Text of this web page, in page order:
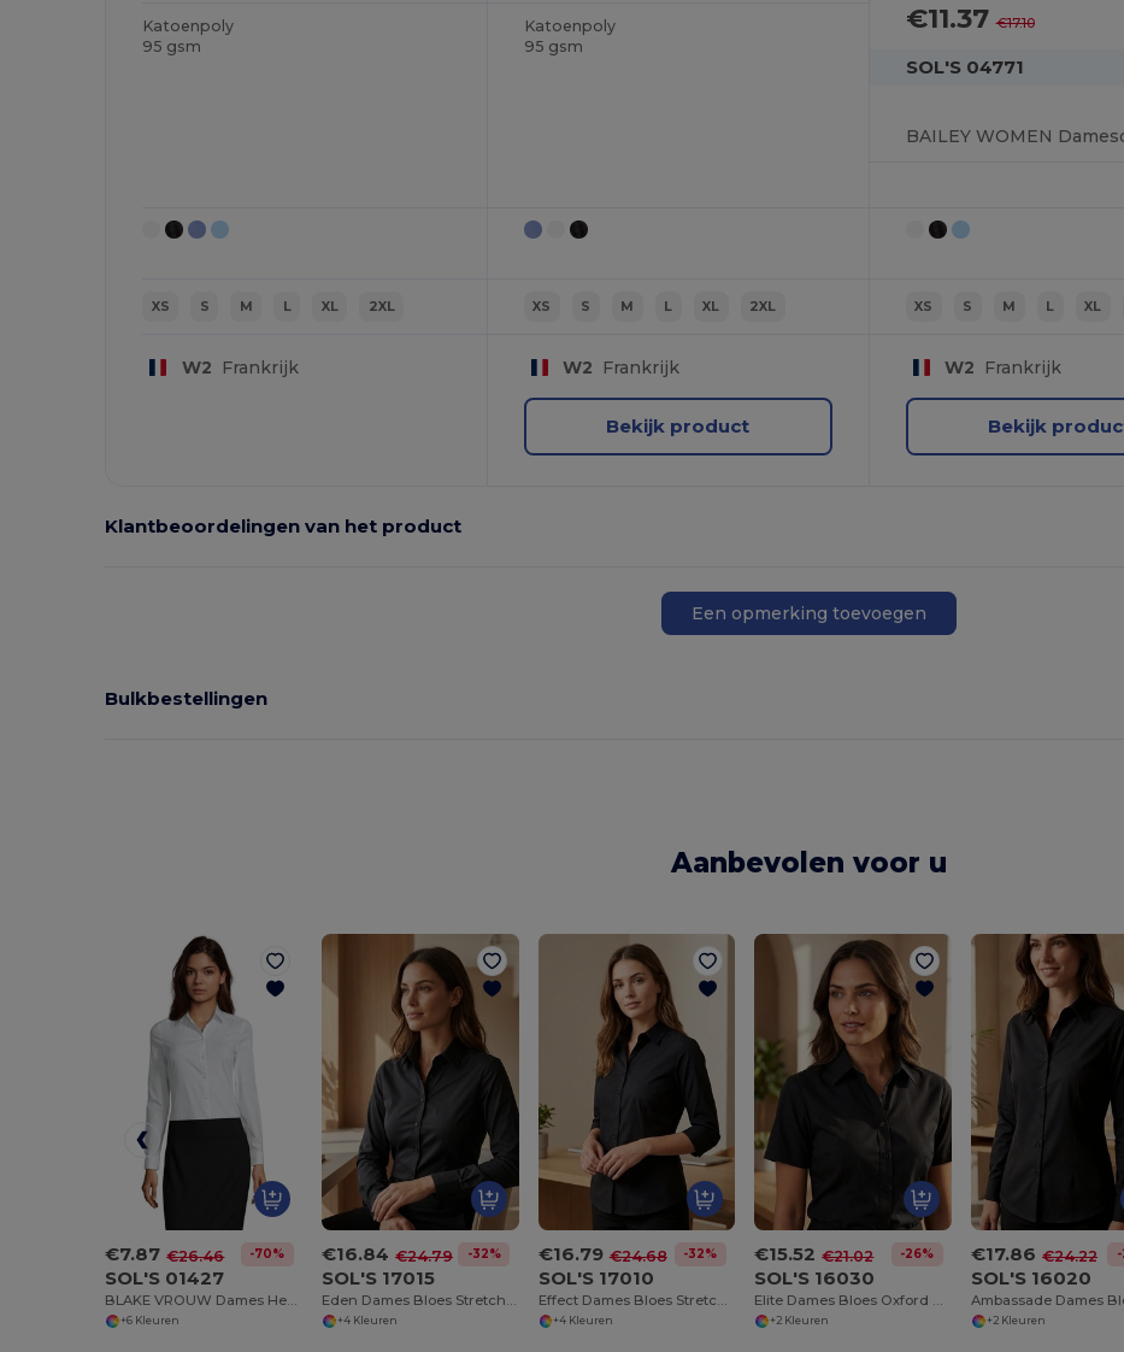
Katoenpoly
95 gsm
XS S M L XL 2XL
W2 Frankrijk
Katoenpoly
95 gsm
XS S M L XL 2XL
W2 Frankrijk
Bekijk product
€11.37€17.10
SOL'S 04771
XS S M L XL
W2 Frankrijk
Bekijk
Klantbeoordelingen van het product
Een opmerking toevoegen
Bulkbestellingen
Aanbevolen voor u
€7.87 €26.46 -70%
SOL'S 01427
+6 Kleuren
€16.84 €24.79 -32%
SOL'S 17015
+4 Kleuren
€16.79 €24.68 -32%
SOL'S 17010
+4 Kleuren
€15.52 €21.02 -26%
SOL'S 16030
+2 Kleuren
€17.86 €24.22
SOL'S 16020
+2 Kleuren